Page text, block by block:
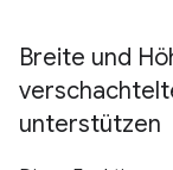
Breite und
unterstützen